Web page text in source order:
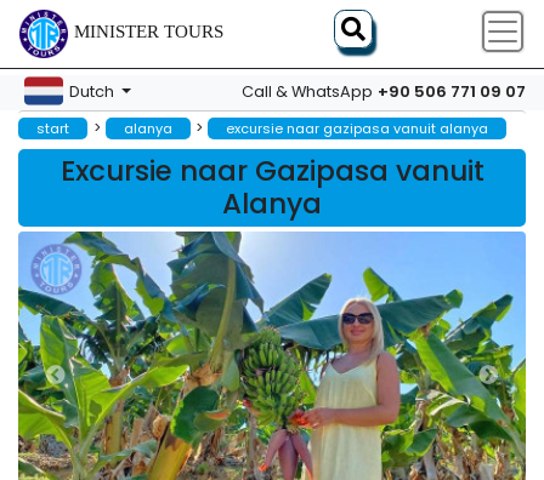
MINISTER TOURS
Dutch Call & WhatsApp +90 506 771 09 07
start > alanya > excursie naar gazipasa vanuit alanya
Excursie naar Gazipasa vanuit
Alanya